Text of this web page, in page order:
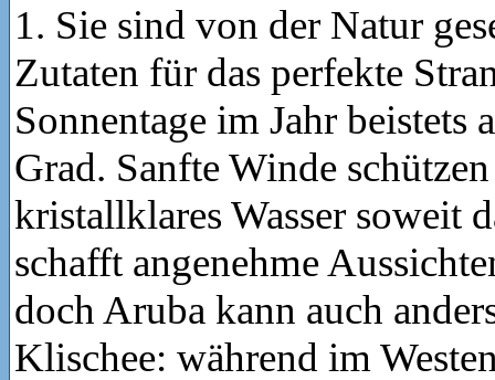
1. Sie sind von der Natur
Zutaten für das perfekte
Sonnentage im Jahr beistets
Grad. Sanfte Winde
kristallklares Wasser soweit
schafft angenehme
doch Aruba kann auch
Klischee: während im